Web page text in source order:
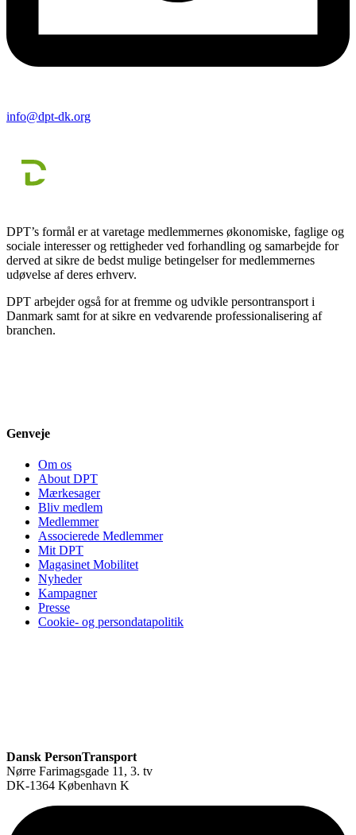
info@dpt-dk.org
DPT’s formål er at varetage medlemmernes økonomiske, faglige og
sociale interesser og rettigheder ved forhandling og samarbejde for
derved at sikre de bedst mulige betingelser for medlemmernes
udøvelse af deres erhverv.
DPT arbejder også for at fremme og udvikle persontransport i
Danmark samt for at sikre en vedvarende professionalisering af
branchen.
Genveje
Om os
About DPT
Mærkesager
Bliv medlem
Medlemmer
Associerede Medlemmer
Mit DPT
Magasinet Mobilitet
Nyheder
Kampagner
Presse
Cookie- og persondatapolitik
Dansk PersonTransport
Nørre Farimagsgade 11, 3. tv
DK-1364 København K